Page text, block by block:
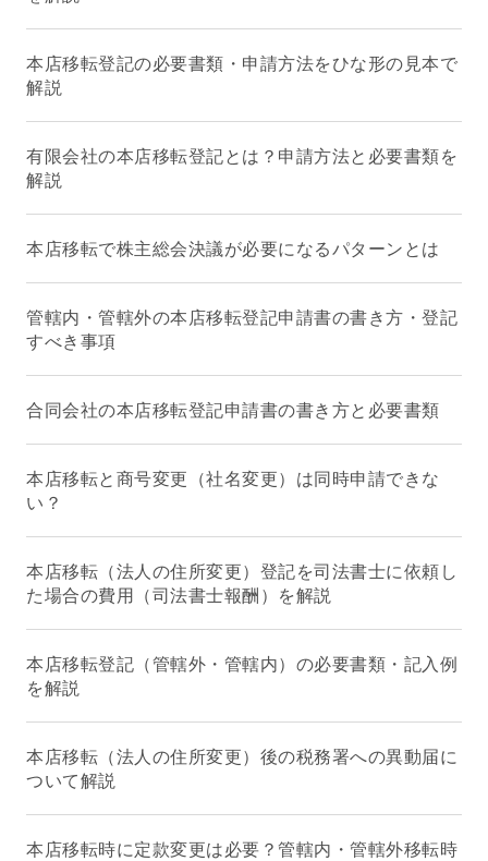
本店移転登記の必要書類・申請方法をひな形の見本で
解説
有限会社の本店移転登記とは？申請方法と必要書類を
解説
本店移転で株主総会決議が必要になるパターンとは
管轄内・管轄外の本店移転登記申請書の書き方・登記
すべき事項
合同会社の本店移転登記申請書の書き方と必要書類
本店移転と商号変更（社名変更）は同時申請できな
い？
本店移転（法人の住所変更）登記を司法書士に依頼し
た場合の費用（司法書士報酬）を解説
本店移転登記（管轄外・管轄内）の必要書類・記入例
を解説
本店移転（法人の住所変更）後の税務署への異動届に
ついて解説
本店移転時に定款変更は必要？管轄内・管轄外移転時